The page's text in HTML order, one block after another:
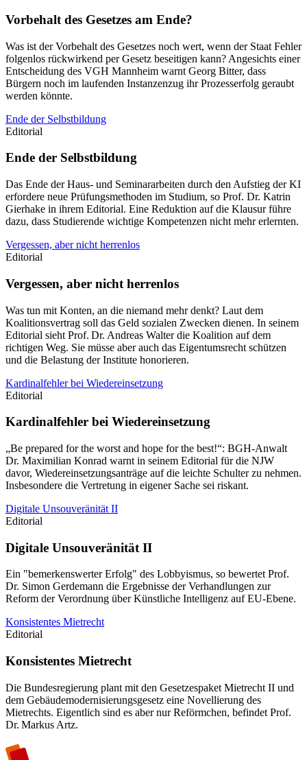
Vorbehalt des Gesetzes am Ende?
Was ist der Vorbehalt des Gesetzes noch wert, wenn der Staat Fehler
folgenlos rückwirkend per Gesetz beseitigen kann? Angesichts einer
Entscheidung des VGH Mannheim warnt Georg Bitter, dass
Bürgern noch im laufenden Instanzenzug ihr Prozesserfolg geraubt
werden könnte.
Ende der Selbstbildung
Editorial
Ende der Selbstbildung
Das Ende der Haus- und Seminararbeiten durch den Aufstieg der KI
erfordere neue Prüfungsmethoden im Studium, so Prof. Dr. Katrin
Gierhake in ihrem Editorial. Eine Reduktion auf die Klausur führe
dazu, dass Studierende wichtige Kompetenzen nicht mehr erlernten.
Vergessen, aber nicht herrenlos
Editorial
Vergessen, aber nicht herrenlos
Was tun mit Konten, an die niemand mehr denkt? Laut dem
Koalitionsvertrag soll das Geld sozialen Zwecken dienen. In seinem
Editorial sieht Prof. Dr. Andreas Walter die Koalition auf dem
richtigen Weg. Sie müsse aber auch das Eigentumsrecht schützen
und die Belastung der Institute honorieren.
Kardinalfehler bei Wiedereinsetzung
Editorial
Kardinalfehler bei Wiedereinsetzung
„Be prepared for the worst and hope for the best!“: BGH-Anwalt
Dr. Maximilian Konrad warnt in seinem Editorial für die NJW
davor, Wiedereinsetzungsanträge auf die leichte Schulter zu nehmen.
Insbesondere die Vertretung in eigener Sache sei riskant.
Digitale Unsouveränität II
Editorial
Digitale Unsouveränität II
Ein "bemerkenswerter Erfolg" des Lobbyismus, so bewertet Prof.
Dr. Simon Gerdemann die Ergebnisse der Verhandlungen zur
Reform der Verordnung über Künstliche Intelligenz auf EU-Ebene.
Konsistentes Mietrecht
Editorial
Konsistentes Mietrecht
Die Bundesregierung plant mit den Gesetzespaket Mietrecht II und
dem Gebäudemodernisierungsgesetz eine Novellierung des
Mietrechts. Eigentlich sind es aber nur Reförmchen, befindet Prof.
Dr. Markus Artz.